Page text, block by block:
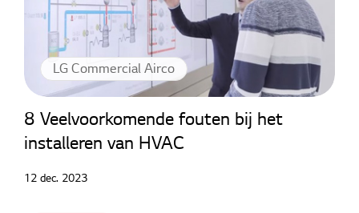
LG Commercial Airco
8 Veelvoorkomende fouten bij het
installeren van HVAC
12 dec. 2023